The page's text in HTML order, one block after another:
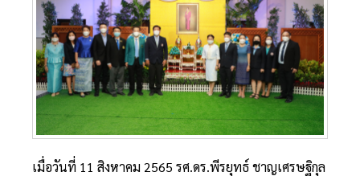
เมื่อวันที่ 11 สิงหาคม 2565 รศ.ดร.พีรยุทธ์ ชาญเศรษฐิกุล